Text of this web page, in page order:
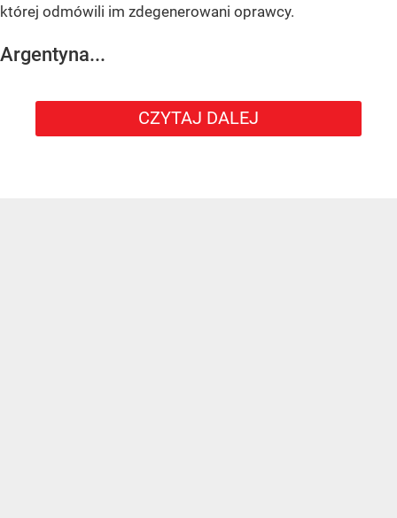
której odmówili im zdegenerowani oprawcy.
Argentyna...
CZYTAJ DALEJ